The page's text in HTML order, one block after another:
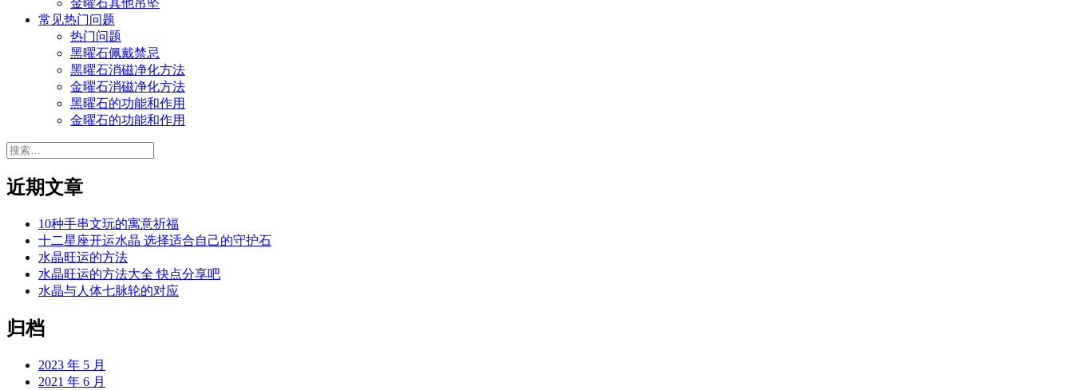
金曜石其他吊坠
常见热门问题
热门问题
黑曜石佩戴禁忌
黑曜石消磁净化方法
金曜石消磁净化方法
黑曜石的功能和作用
金曜石的功能和作用
搜
近期文章
10种手串文玩的寓意祈福
十二星座开运水晶 选择适合自己的守护石
水晶旺运的方法
水晶旺运的方法大全 快点分享吧
水晶与人体七脉轮的对应
归档
2023 年 5 月
2021 年 6 月